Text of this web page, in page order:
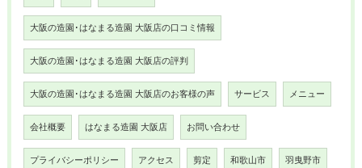
大阪の造園･はなまる造園 大阪店の口コミ情報
大阪の造園･はなまる造園 大阪店の評判
大阪の造園･はなまる造園 大阪店のお客様の声 サービス メニュー
会社概要 はなまる造園 大阪店 お問い合わせ
プライバシーポリシー アクセス 剪定 和歌山市 羽曳野市